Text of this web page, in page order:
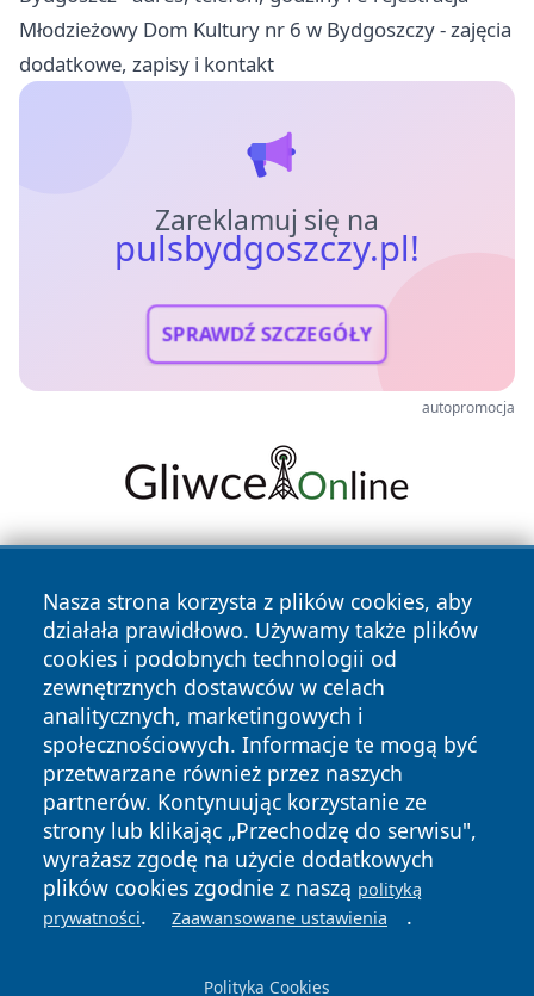
Młodzieżowy Dom Kultury nr 6 w Bydgoszczy - zajęcia
dodatkowe, zapisy i kontakt
Zareklamuj się na
pulsbydgoszczy.pl!
SPRAWDŹ SZCZEGÓŁY
autopromocja
Nasza strona korzysta z plików cookies, aby
działała prawidłowo. Używamy także plików
cookies i podobnych technologii od
zewnętrznych dostawców w celach
analitycznych, marketingowych i
społecznościowych. Informacje te mogą być
przetwarzane również przez naszych
partnerów. Kontynuując korzystanie ze
strony lub klikając „Przechodzę do serwisu",
wyrażasz zgodę na użycie dodatkowych
plików cookies zgodnie z naszą polityką
prywatności. Zaawansowane ustawienia .
Polityka Cookies
Copyright © 2026 pulsbydgoszczy.pl Wszystkie prawa
zastrzeżone.
News Autorzy
Polityka
Prywatności
Polityka
Cookies